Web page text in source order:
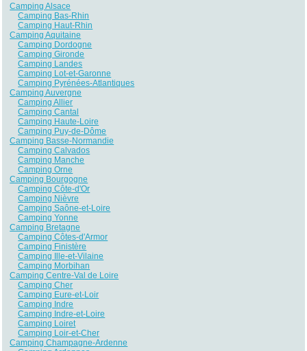
Camping Alsace
Camping Bas-Rhin
Camping Haut-Rhin
Camping Aquitaine
Camping Dordogne
Camping Gironde
Camping Landes
Camping Lot-et-Garonne
Camping Pyrénées-Atlantiques
Camping Auvergne
Camping Allier
Camping Cantal
Camping Haute-Loire
Camping Puy-de-Dôme
Camping Basse-Normandie
Camping Calvados
Camping Manche
Camping Orne
Camping Bourgogne
Camping Côte-d'Or
Camping Nièvre
Camping Saône-et-Loire
Camping Yonne
Camping Bretagne
Camping Côtes-d'Armor
Camping Finistère
Camping Ille-et-Vilaine
Camping Morbihan
Camping Centre-Val de Loire
Camping Cher
Camping Eure-et-Loir
Camping Indre
Camping Indre-et-Loire
Camping Loiret
Camping Loir-et-Cher
Camping Champagne-Ardenne